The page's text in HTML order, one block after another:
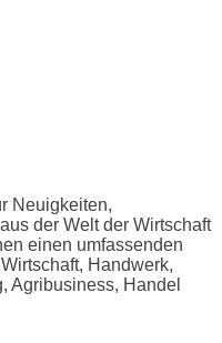
Neuigkeiten,
der Welt der Wirtschaft
einen umfassenden
Handwerk,
Agribusiness, Handel